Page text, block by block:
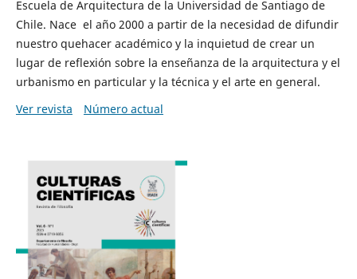
Escuela de Arquitectura de la Universidad de Santiago de
Chile. Nace el año 2000 a partir de la necesidad de difundir
nuestro quehacer académico y la inquietud de crear un
lugar de reflexión sobre la enseñanza de la arquitectura y el
urbanismo en particular y la técnica y el arte en general.
Ver revista
Número actual